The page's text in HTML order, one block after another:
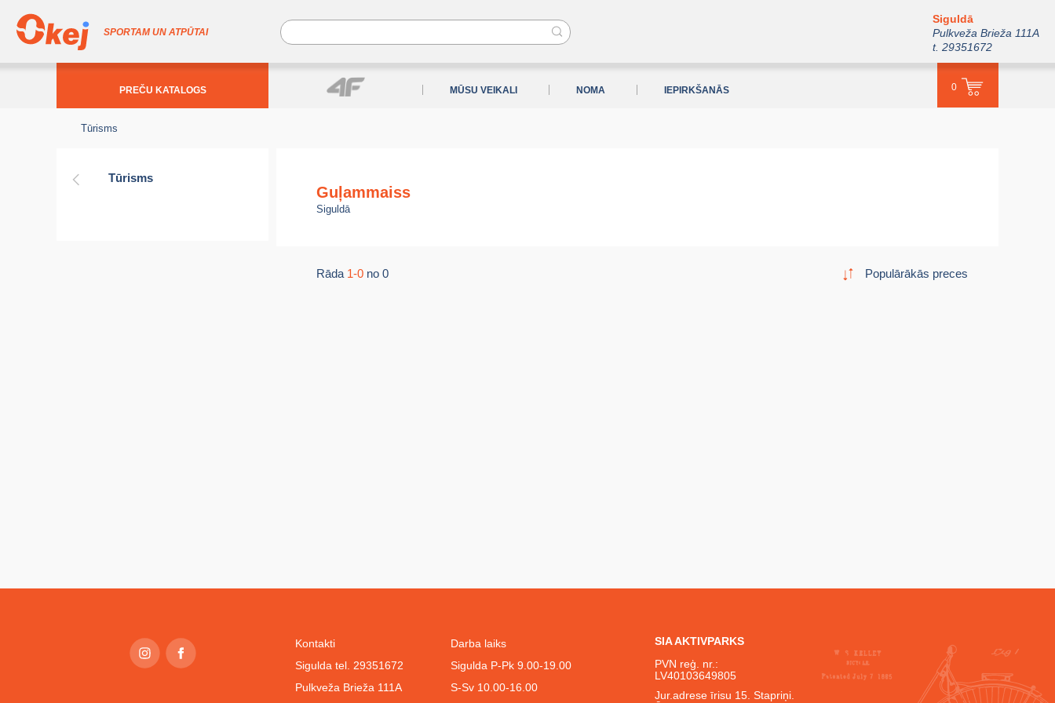
SPORTAM UN ATPŪTAI
Siguldā
Pulkveža Brieža 111A
t. 29351672
PREČU KATALOGS MŪSU VEIKALI NOMA IEPIRKŠANĀS 0
Tūrisms
Tūrisms
Guļammaiss
Siguldā
Rāda 1-0 no 0 Populārākās preces
Kontakti
Sigulda tel. 29351672
Pulkveža Brieža 111A
Darba laiks
Sigulda P-Pk 9.00-19.00
S-Sv 10.00-16.00
SIA AKTIVPARKS
PVN reģ. nr.:
LV40103649805
Jur.adrese īrisu 15. Stapriņi.